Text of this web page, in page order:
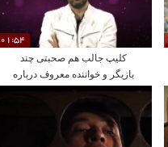
01:54
کلیپ جالب هم صحبتی چند
بازیگر و خواننده معروف درباره
کرونا